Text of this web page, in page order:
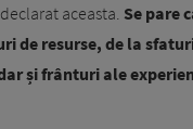
aceasta. Se pare
de resurse, de la
și frânturi ale